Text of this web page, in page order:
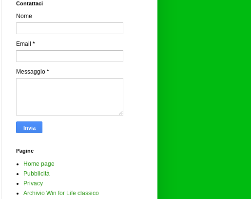
Contattaci
Nome
Email *
Messaggio *
Pagine
Home page
Pubblicità
Privacy
Archivio Win for Life classico